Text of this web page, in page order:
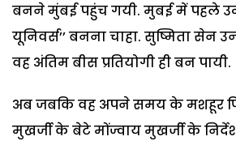
बनने मुंबई पहुंच गयी. मुबई में पहले
यूनिवर्स’’ बनना चाहा. सुष्मिता सेन
वह अंतिम बीस प्रतियोगी ही बन पायी.
अब जबकि वह अपने समय के मशहूर
मुखर्जी के बेटे मोंज्वाय मुखर्जी के